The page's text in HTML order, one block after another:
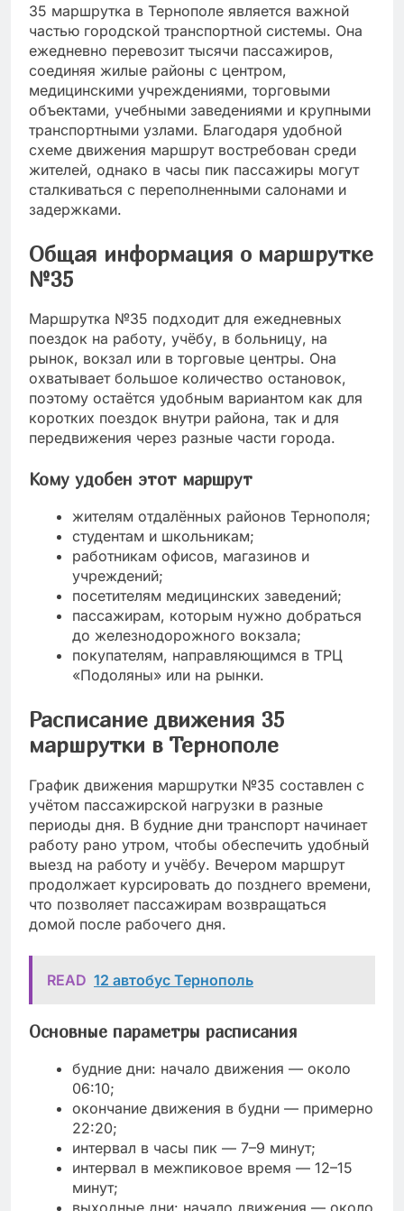
35 маршрутка в Тернополе является важной
частью городской транспортной системы. Она
ежедневно перевозит тысячи пассажиров,
соединяя жилые районы с центром,
медицинскими учреждениями, торговыми
объектами, учебными заведениями и крупными
транспортными узлами. Благодаря удобной
схеме движения маршрут востребован среди
жителей, однако в часы пик пассажиры могут
сталкиваться с переполненными салонами и
задержками.
Общая информация о маршрутке
№35
Маршрутка №35 подходит для ежедневных
поездок на работу, учёбу, в больницу, на
рынок, вокзал или в торговые центры. Она
охватывает большое количество остановок,
поэтому остаётся удобным вариантом как для
коротких поездок внутри района, так и для
передвижения через разные части города.
Кому удобен этот маршрут
жителям отдалённых районов Тернополя;
студентам и школьникам;
работникам офисов, магазинов и
учреждений;
посетителям медицинских заведений;
пассажирам, которым нужно добраться
до железнодорожного вокзала;
покупателям, направляющимся в ТРЦ
«Подоляны» или на рынки.
Расписание движения 35
маршрутки в Тернополе
График движения маршрутки №35 составлен с
учётом пассажирской нагрузки в разные
периоды дня. В будние дни транспорт начинает
работу рано утром, чтобы обеспечить удобный
выезд на работу и учёбу. Вечером маршрут
продолжает курсировать до позднего времени,
что позволяет пассажирам возвращаться
домой после рабочего дня.
READ 12 автобус Тернополь
Основные параметры расписания
будние дни: начало движения — около
06:10;
окончание движения в будни — примерно
22:20;
интервал в часы пик — 7–9 минут;
интервал в межпиковое время — 12–15
минут;
выходные дни: начало движения — около